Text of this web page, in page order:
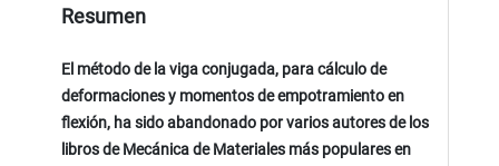
Resumen
El método de la viga conjugada, para cálculo de
deformaciones y momentos de empotramiento en
flexión, ha sido abandonado por varios autores de los
libros de Mecánica de Materiales más populares en